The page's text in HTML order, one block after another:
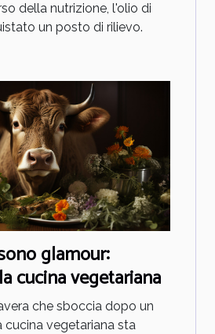
della nutrizione, l'olio di
un posto di rilievo.
glamour:
cucina vegetariana
che sboccia dopo un
cucina vegetariana sta